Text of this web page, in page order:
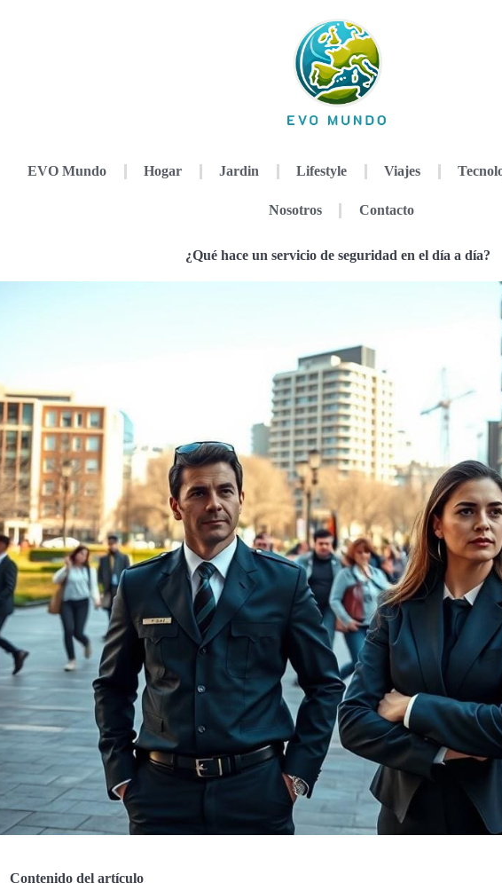
EVO Mundo Hogar Jardin Lifestyle Viajes
Nosotros Contacto
¿Qué hace un servicio de seguridad en el día a día?
Contenido del artículo